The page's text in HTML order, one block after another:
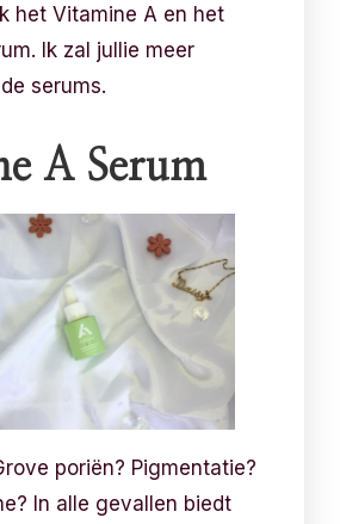
het Vitamine A en het
Ik zal jullie meer
serums.
A Serum
poriën? Pigmentatie?
In alle gevallen biedt